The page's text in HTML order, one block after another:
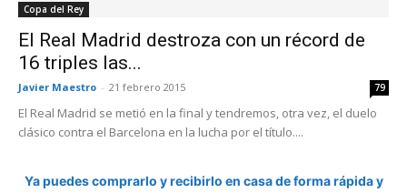
Copa del Rey
El Real Madrid destroza con un récord de
16 triples las...
Javier Maestro - 21 febrero 2015 79
El Real Madrid se metió en la final y tendremos, otra vez, el duelo
clásico contra el Barcelona en la lucha por el título....
Ya puedes comprarlo y recibirlo en casa de forma rápida y